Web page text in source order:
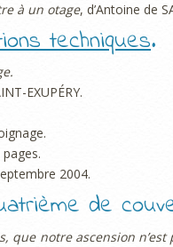
à un otage, d’Antoine de
techniques.
EXUPÉRY.
pages.
2004.
de
que notre ascension n’est